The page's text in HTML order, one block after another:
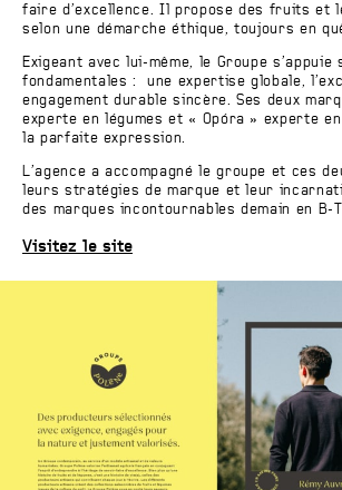
faire d’excellence. Il propose des fruits et
selon une démarche éthique, toujours en
Exigeant avec lui-même, le Groupe
fondamentales : une expertise globale,
engagement durable sincère. Ses deux
experte en légumes et « Opóra » experte
la parfaite expression.
L’agence a accompagné le groupe et ces
leurs stratégies de marque et leur
des marques incontournables demain en B-
Visitez le site